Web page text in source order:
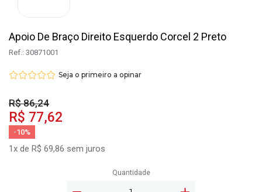
Apoio De Braço Direito Esquerdo Corcel 2 Preto
Ref.: 30871001
Seja o primeiro a opinar
R$ 86,24
R$ 77,62
-10%
1x de R$ 69,86 sem juros
Quantidade